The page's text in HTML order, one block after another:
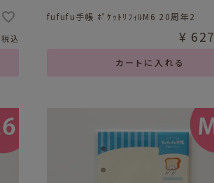
税込
fufufu手帳 ﾎﾟｹｯﾄﾘﾌｨﾙM6 20周年2
カートに入れる
¥ 627